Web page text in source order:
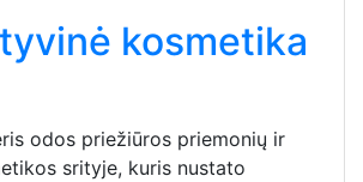
kosmetika
odos priežiūros priemonių ir
srityje, kuris nustato